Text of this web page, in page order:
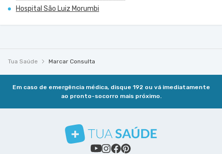
Hospital São Luiz Morumbi
Tua Saúde Marcar Consulta
Em caso de emergência médica, disque 192 ou vá imediatamente
ao pronto-socorro mais próximo.